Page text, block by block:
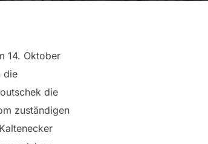
14. Oktober
die
die
zuständigen